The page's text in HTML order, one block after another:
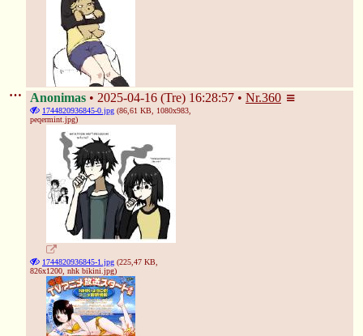
Anonimas 2025-04-16 (Tre) 16:28:57 Nr.360
1744820936845-0.jpg (86,61 KB, 1080x983,
peqermint.jpg)
1744820936845-1.jpg (225,47 KB,
826x1200, nhk bikini.jpg)